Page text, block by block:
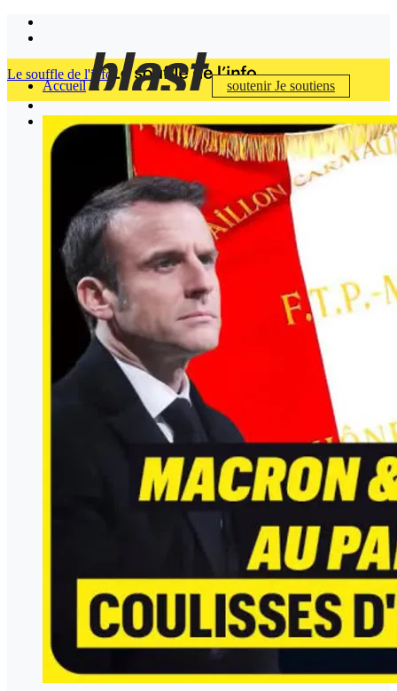
Accueil soutenirJe soutiens
Le souffle de l'info